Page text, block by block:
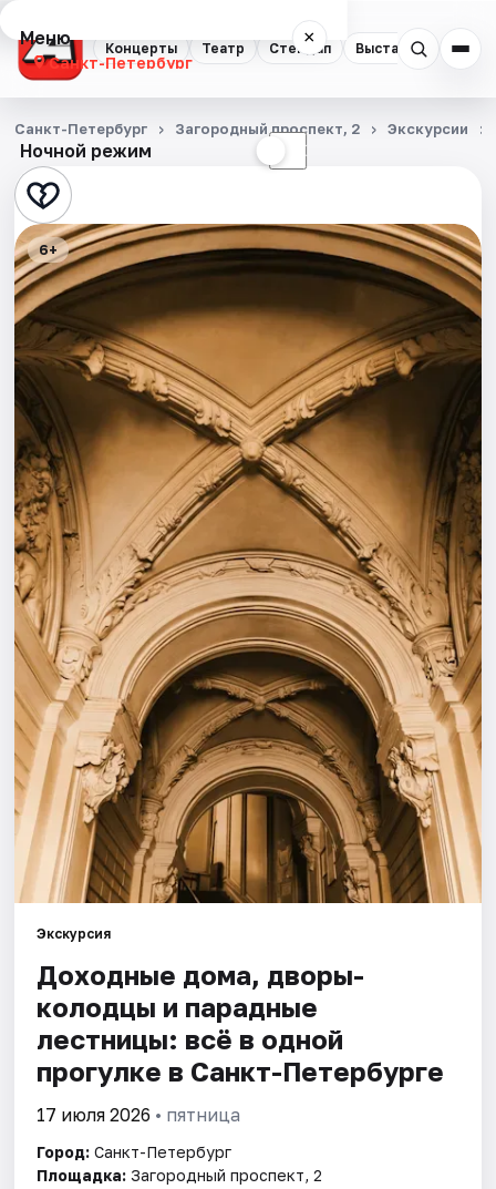
Концерты Театр Стендап Выставки
Меню ×
Санкт-Петербург
Концерты
Театр
Стендап
Выставки
Квесты
Экскурсии
Спорт
События
Города
Площадки
Артисты
Рейтинги
Ночной режим ☾
Санкт-Петербург Загородный проспект, 2 Экскурсии
6+
Экскурсия
Доходные дома, дворы-
колодцы и парадные
лестницы: всё в одной
прогулке в Санкт-Петербурге
17 июля 2026 • пятница
Город: Санкт-Петербург
Площадка: Загородный проспект, 2